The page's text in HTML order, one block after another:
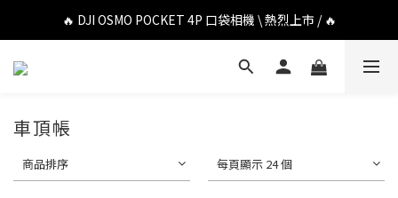
🔥 DJI OSMO POCKET 4P 口袋相機 \ 熱烈上市 / 🔥
🔥 DJI OSMO POCKET 4P 口袋相機 \ 熱烈上市 / 🔥
🔥 Insta360 Luna Ultra 雲台相機 \ 熱烈上市 / 🔥
🔥 DJI OSMO POCKET 4P 口袋相機 \ 熱烈上市 / 🔥
車頂帳
商品排序 每頁顯示 24 個